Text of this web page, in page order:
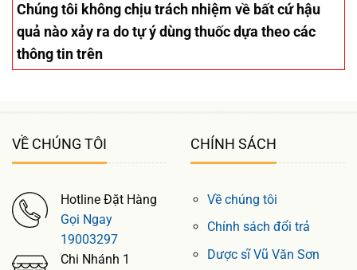
Chúng tôi không chịu trách nhiệm về bất cứ hậu
quả nào xảy ra do tự ý dùng thuốc dựa theo các
thông tin trên
VỀ CHÚNG TÔI
Hotline Đặt Hàng
Gọi Ngay
19003297
Chi Nhánh 1
CHÍNH SÁCH
Về chúng tôi
Chính sách đổi trả
Dược sĩ Vũ Văn Sơn